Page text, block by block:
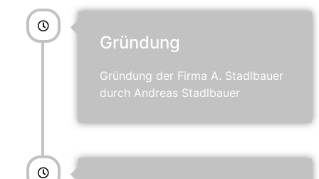
Gründung
Gründung der Firma A. Stadlbauer
durch Andreas Stadlbauer